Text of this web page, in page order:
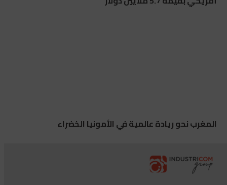
المغرب نحو ريادة عالمية في الأمونيا الخضراء